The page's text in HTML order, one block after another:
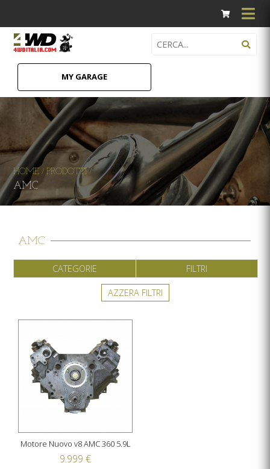
MY GARAGE
HOME /PRODOTTI /
AMC
AMC
CATEGORIE FILTRI
AZZERA FILTRI
Motore Nuovo v8 AMC 360 5.9L
9.999 €